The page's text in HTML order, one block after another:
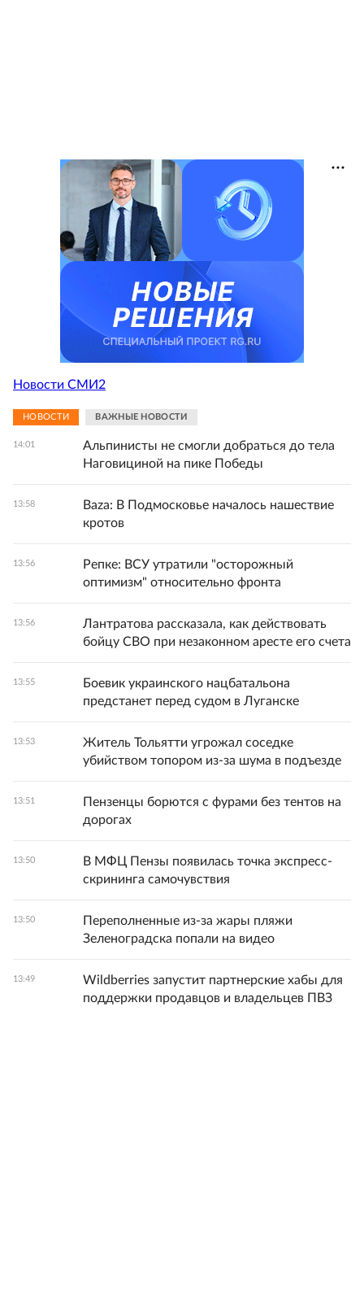
Новости СМИ2
НОВОСТИ ВАЖНЫЕ НОВОСТИ
14:01
Альпинисты не смогли добраться до тела
Наговициной на пике Победы
13:58
Baza: В Подмосковье началось нашествие
кротов
13:56
Репке: ВСУ утратили "осторожный
оптимизм" относительно фронта
13:56
Лантратова рассказала, как действовать
бойцу СВО при незаконном аресте его счета
13:55
Боевик украинского нацбатальона
предстанет перед судом в Луганске
13:53
Житель Тольятти угрожал соседке
убийством топором из-за шума в подъезде
13:51
Пензенцы борются с фурами без тентов на
дорогах
13:50
В МФЦ Пензы появилась точка экспресс-
скрининга самочувствия
13:50
Переполненные из-за жары пляжи
Зеленоградска попали на видео
13:49
Wildberries запустит партнерские хабы для
поддержки продавцов и владельцев ПВЗ